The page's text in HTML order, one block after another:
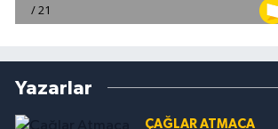
Yazarlar
ÇAĞLAR ATMACA